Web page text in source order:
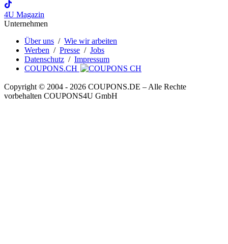
4U Magazin
Unternehmen
Über uns / Wie wir arbeiten
Werben / Presse / Jobs
Datenschutz / Impressum
COUPONS.CH
Copyright © 2004 ‐ 2026 COUPONS.DE – Alle Rechte
vorbehalten COUPONS4U GmbH